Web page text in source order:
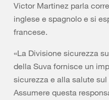
Victor Martinez parla
inglese e spagnolo e si
francese.
«La Divisione sicurezza
della Suva fornisce un
sicurezza e alla salute sul
Assumere questa